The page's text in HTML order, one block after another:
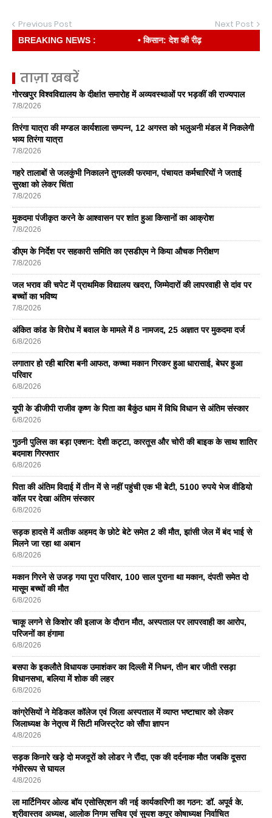
Previous Post Next Post
BREAKING NEWS : • किसान: देश की रीढ़
ताज़ा खबरें
गोरखपुर विश्वविद्यालय के दीक्षांत समारोह में अव्यवस्थाओं पर भड़कीं की राज्यपाल
7/8/2026
तिरंगा यात्रा की मण्डल कार्यशाला सम्पन्न, 12 अगस्त को भलुअनी मंडल में निकलेगी
भव्य तिरंगा यात्रा
7/8/2026
गहरे तालाबों से जलकुंभी निकालने तुगलकी फरमान, पंचायत कर्मचारियों ने जताई
सुरक्षा को लेकर चिंता
7/8/2026
मुकदमा पंजीकृत करने के आश्वासन पर शांत हुआ किसानों का आक्रोश
7/8/2026
डीएम के निर्देश पर सहकारी समिति का एसडीएम ने किया औचक निरीक्षण
7/8/2026
जल भराव की चपेट में प्राथमिक विद्यालय खदरा, जिम्मेदारों की लापरवाही से दांव पर
बच्चों का भविष्य
7/8/2026
अंकित कांड के विरोध में बवाल के मामले में 8 नामजद, 25 अज्ञात पर मुकदमा दर्ज
6/8/2026
लगातार हो रही बारिश बनी आफत, कच्चा मकान गिरकर हुआ धारासाई, बेघर हुआ
परिवार
6/8/2026
यूपी के डीजीपी राजीव कृष्ण के पिता का बैकुंठ धाम में विधि विधान से अंतिम संस्कार
6/8/2026
गुठनी पुलिस का बड़ा एक्शन: देशी कट्टा, कारतूस और चोरी की बाइक के साथ शातिर
बदमाश गिरफ्तार
6/8/2026
पिता की अंतिम विदाई में तीन में से नहीं पहुंची एक भी बेटी, 5100 रुपये भेज वीडियो
कॉल पर देखा अंतिम संस्कार
6/8/2026
सड़क हादसे में अतीक अहमद के छोटे बेटे समेत 2 की मौत, झांसी जेल में बंद भाई से
मिलने जा रहा था अबान
6/8/2026
मकान गिरने से उजड़ गया पूरा परिवार, 100 साल पुराना था मकान, दंपती समेत दो
मासूम बच्चों की मौत
6/8/2026
चाकू लगने से किशोर की इलाज के दौरान मौत, अस्पताल पर लापरवाही का आरोप,
परिजनों का हंगामा
6/8/2026
बसपा के इकलाैते विधायक उमाशंकर का दिल्ली में निधन, तीन बार जीती रसड़ा
विधानसभा, बलिया में शोक की लहर
6/8/2026
कांग्रेसियों ने मेडिकल कॉलेज एवं जिला अस्पताल में व्याप्त भष्टाचार को लेकर
जिलाध्यक्ष के नेतृत्व में सिटी मजिस्ट्रेट को सौंपा ज्ञापन
4/8/2026
सड़क किनारे खड़े दो मजदूरों को लोडर ने रौंदा, एक की दर्दनाक मौत जबकि दूसरा
गंभीररूप से घायल
4/8/2026
ला मार्टिनियर ओल्ड बॉय एसोसिएशन की नई कार्यकारिणी का गठन: डॉ. अपूर्व के.
श्रीवास्तव अध्यक्ष, आलोक निगम सचिव एवं सुयश कपूर कोषाध्यक्ष निर्वाचित